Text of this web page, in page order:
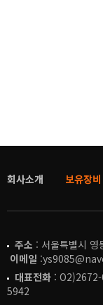
회사소개 보유장비
주소 : 서울특별시
이메일
대표전화 :
5942